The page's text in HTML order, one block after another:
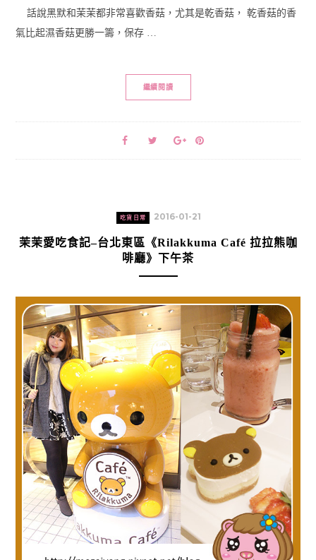
話說黑默和茉茉都非常喜歡香菇，尤其是乾香菇， 乾香菇的香
氣比起濕香菇更勝一籌，保存 …
繼續閱讀
吃貨日常 2016-01-21
茉茉愛吃食記–台北東區《Rilakkuma Café 拉拉熊咖
啡廳》下午茶